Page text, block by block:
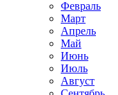
Февраль
Март
Апрель
Май
Июнь
Июль
Август